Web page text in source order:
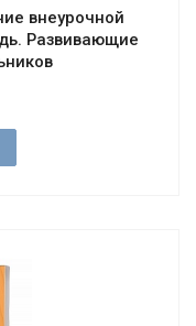
внеурочной
Развивающие